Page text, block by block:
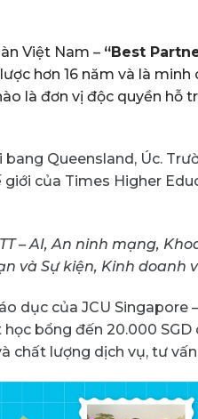
Việt Nam – “Best
hơn 16 năm và là
là đơn vị độc quyền hỗ
Queensland, Úc.
của Times Higher
– AI, An ninh mạng,
và Sự kiện, Kinh doanh
dục của JCU Singapore
bổng đến 20.000 SGD
chất lượng dịch vụ, tư vấn